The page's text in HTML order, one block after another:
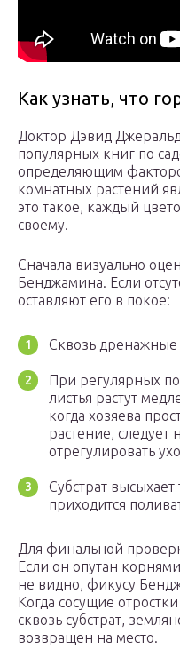
Как узнать, что
Доктор Дэвид
популярных книг по
определяющим
комнатных растений
это такое, каждый
своему.
Сначала визуально
Бенджамина. Если
оставляют его в покое:
Сквозь дренажные
При регулярных
листья растут
когда хозяева
растение, следует
отрегулировать
Субстрат
приходится
Для финальной
Если он опутан
не видно, фикусу
Когда сосущие
сквозь субстрат,
возвращен на место.